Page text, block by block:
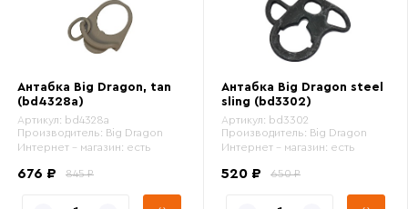
Антабка Big Dragon, tan
(bd4328a)
Артикул: bd4328a
Производитель: Big Dragon
Интернет - магазин: есть
845 ₽
676 ₽
Антабка Big Dragon steel
sling (bd3302)
Артикул: bd3302
Производитель: Big Dragon
Интернет - магазин: есть
650 ₽
520 ₽